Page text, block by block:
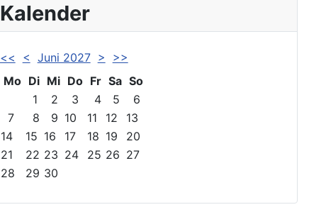
Kalender
<< < Juni 2027 >
>>
Mo Di Mi Do Fr Sa So
1
2 3 4 5
6
7
8 9 10 11 12
13
14
15 16 17 18 19
20
21
22 23 24 25 26 27
28
29 30